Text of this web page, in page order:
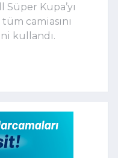
Süper Kupa’yı
camiasını
kullandı.